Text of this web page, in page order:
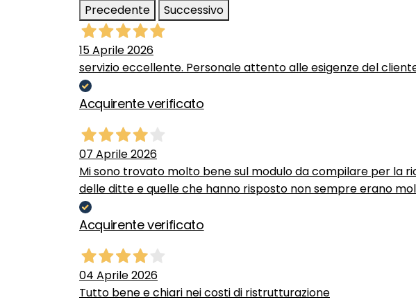
Precedente
Successivo
15 Aprile 2026
servizio eccellente. Personale attento alle esigenze del
Acquirente verificato
07 Aprile 2026
Mi sono trovato molto bene sul modulo da compilare per la
delle ditte e quelle che hanno risposto non sempre erano
Acquirente verificato
04 Aprile 2026
Tutto bene e chiari nei costi di ristrutturazione